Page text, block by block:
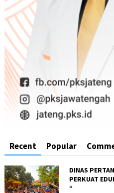
Recent Popular
DINAS
PERKUAT
“